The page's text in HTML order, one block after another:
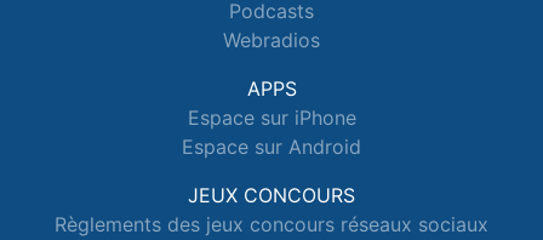
Podcasts
Webradios
APPS
Espace sur iPhone
Espace sur Android
JEUX CONCOURS
Règlements des jeux concours réseaux sociaux